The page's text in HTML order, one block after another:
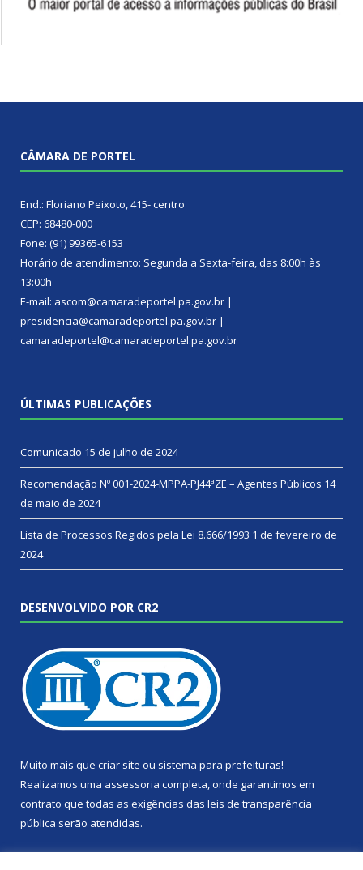
CÂMARA DE PORTEL
End.: Floriano Peixoto, 415- centro
CEP: 68480-000
Fone: (91) 99365-6153
Horário de atendimento: Segunda a Sexta-feira, das 8:00h às
13:00h
E-mail: ascom@camaradeportel.pa.gov.br |
presidencia@camaradeportel.pa.gov.br |
camaradeportel@camaradeportel.pa.gov.br
ÚLTIMAS PUBLICAÇÕES
Comunicado 15 de julho de 2024
Recomendação Nº 001-2024-MPPA-PJ44ªZE – Agentes Públicos 14
de maio de 2024
Lista de Processos Regidos pela Lei 8.666/1993 1 de fevereiro de
2024
DESENVOLVIDO POR CR2
Muito mais que criar site ou sistema para prefeituras!
Realizamos uma assessoria completa, onde garantimos em
contrato que todas as exigências das leis de transparência
pública serão atendidas.